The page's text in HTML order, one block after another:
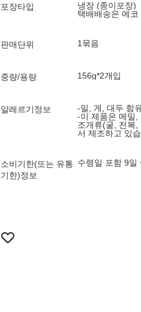
포장타입
냉장 (종이포장)
택배배송은 에
판매단위 1묶음
중량/용량 156g*2개입
알레르기정보
-밀, 게, 대두 함
-이 제품은 메밀,
조개류(굴, 전복,
서 제조하고 있습
소비기한(또는 유통
기한)정보
수령일 포함 9일